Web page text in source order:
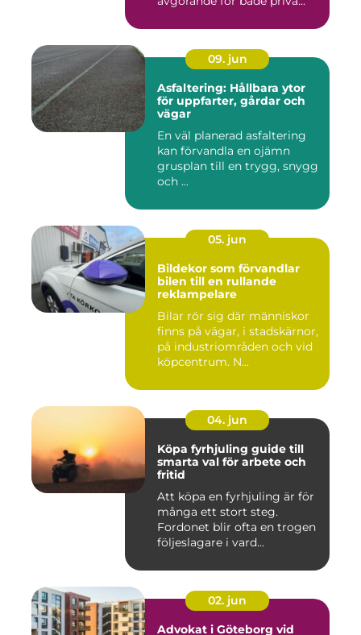
09. jun
Asfaltering: Hållbara ytor
för uppfarter, gårdar och
vägar
En väl planerad asfaltering
kan förvandla en ojämn
grusplan till en trygg, snygg
och ...
05. jun
Bildekor som förvandlar
bilen till en rullande
reklampelare
Bilar rör sig där människor
finns på vägar, i stadskärnor,
på industriområden och vid
köpcentrum. N...
04. jun
Köpa fyrhjuling guide till
smarta val för arbete och
fritid
Att köpa en fyrhjuling är för
många ett stort steg.
Fordonet blir ofta en trogen
följeslagare i vard...
02. jun
Advokat i Göteborg vid